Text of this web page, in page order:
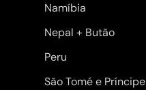
Namíbia
Nepal + Butão
Peru
São Tomé e Príncipe